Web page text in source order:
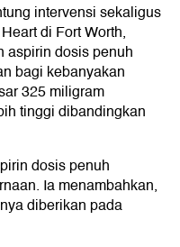
intervensi sekaligus
di Fort Worth,
aspirin dosis penuh
bagi kebanyakan
325 miligram
tinggi dibandingkan
dosis penuh
Ia menambahkan,
diberikan pada